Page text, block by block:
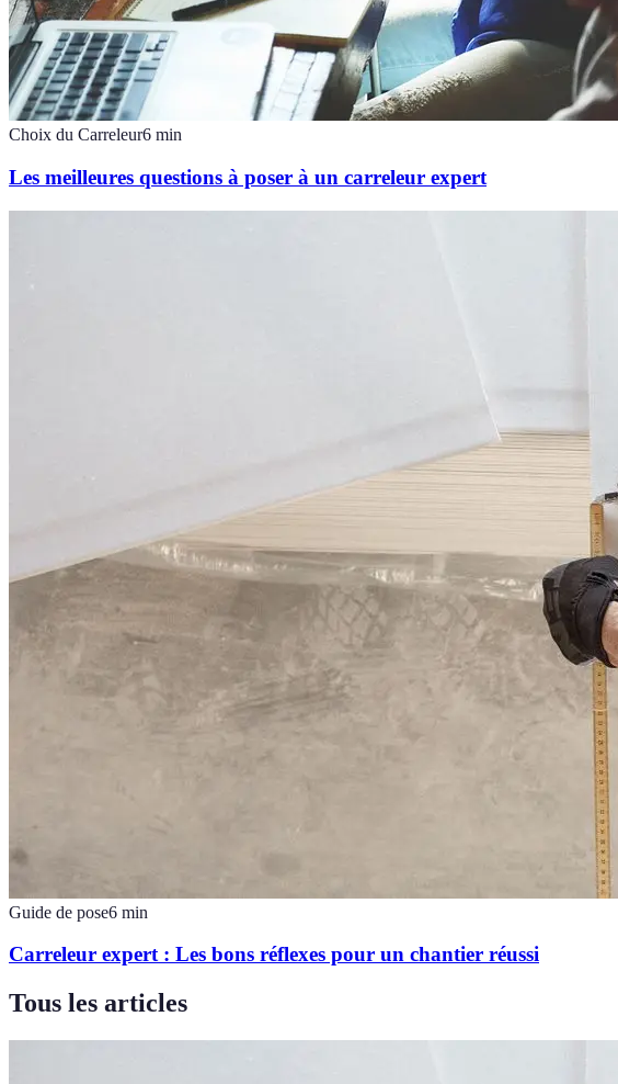
Choix du Carreleur6 min
Les meilleures questions à poser à un carreleur expert
Guide de pose6 min
Carreleur expert : Les bons réflexes pour un chantier réussi
Tous les articles